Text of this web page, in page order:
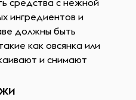
средства с нежной
ингредиентов и
должны быть
как овсянка или
и снимают